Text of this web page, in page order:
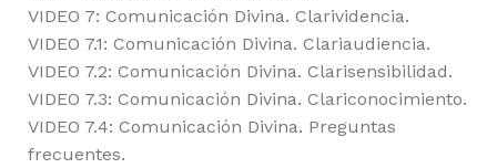
VIDEO 7: Comunicación Divina. Clarividencia.
VIDEO 7.1: Comunicación Divina. Clariaudiencia.
VIDEO 7.2: Comunicación Divina. Clarisensibilidad.
VIDEO 7.3: Comunicación Divina. Clariconocimiento.
VIDEO 7.4: Comunicación Divina. Preguntas
frecuentes.